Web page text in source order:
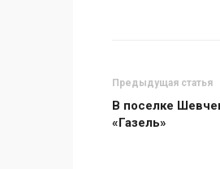
Предыдущая статья
В поселке
«Газель»